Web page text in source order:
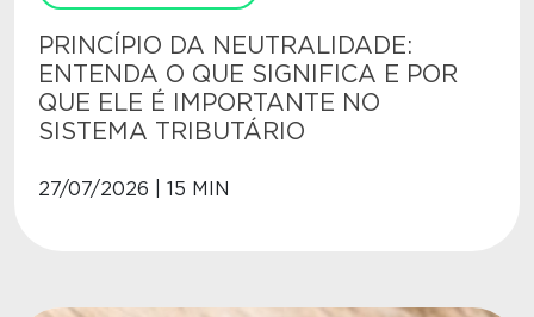
PRINCÍPIO DA NEUTRALIDADE:
ENTENDA O QUE SIGNIFICA E POR
QUE ELE É IMPORTANTE NO
SISTEMA TRIBUTÁRIO
27/07/2026 | 15 MIN